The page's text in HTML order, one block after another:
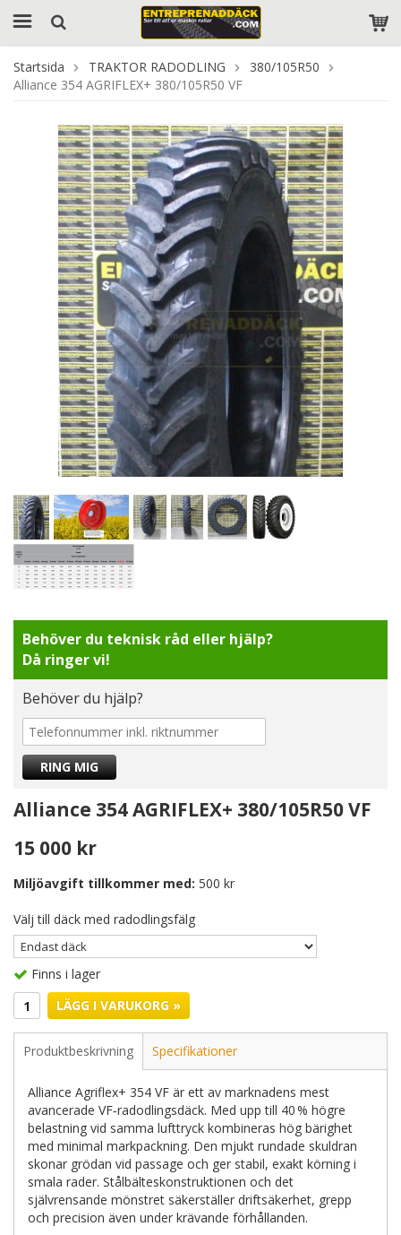
Startsida TRAKTOR RADODLING
380/105R50
Alliance 354 AGRIFLEX+ 380/105R50 VF
Behöver du teknisk råd eller hjälp?
Då ringer vi!
Behöver du hjälp?
Alliance 354 AGRIFLEX+ 380/105R50 VF
15 000 kr
Miljöavgift tillkommer med: 500 kr
Välj till däck med radodlingsfälg
Finns i lager
LÄGG I VARUKORG »
Produktbeskrivning Specifikationer
Alliance Agriflex+ 354 VF är ett av marknadens mest
avancerade VF‑radodlingsdäck. Med upp till 40 % högre
belastning vid samma lufttryck kombineras hög bärighet
med minimal markpackning. Den mjukt rundade skuldran
skonar grödan vid passage och ger stabil, exakt körning i
smala rader. Stålbälteskonstruktionen och det
självrensande mönstret säkerställer driftsäkerhet, grepp
och precision även under krävande förhållanden.